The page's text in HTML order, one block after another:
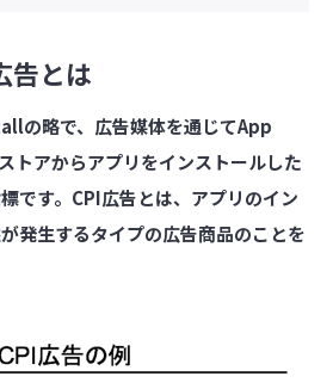
告とは
の略で、広告媒体を通じてApp
アからアプリをインストールした
です。CPI広告とは、アプリのイン
発生するタイプの広告商品のことを